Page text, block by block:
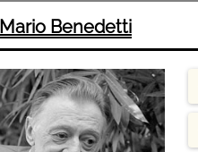
Mario Benedetti